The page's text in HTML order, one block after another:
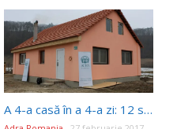
A 4-a casă în a 4-a zi: 12 suflete au primit o nouă casă